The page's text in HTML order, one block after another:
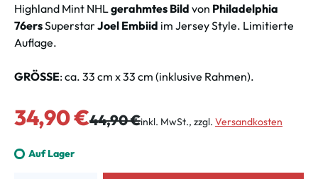
Highland Mint NHLgerahmtes Bild von Philadelphia
76ersSuperstarJoel Embiid im Jersey Style. Limitierte
Auflage.
GRÖSSE: ca. 33 cm x 33 cm (inklusive Rahmen).
Verkaufspreis:
34,90 € Regulärer Preis:
44,90 €inkl. MwSt., zzgl. Versandkosten
Auf Lager